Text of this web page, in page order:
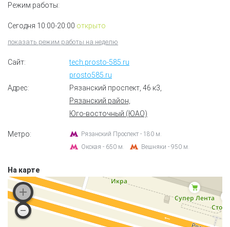
Режим работы:
Сегодня 10:00-20:00 открыто
показать режим работы на неделю
Сайт:
tech.prosto-585.ru
prosto585.ru
Адрес:
Рязанский проспект, 46 к3
Рязанский район,
Юго-восточный (ЮАО)
Метро:
Рязанский Проспект - 180 м.
Окская - 650 м.
Вешняки - 950 м.
На карте